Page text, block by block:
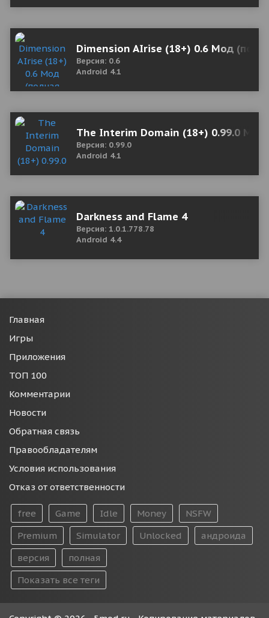
Dimension AIrise (18+) 0.6 Мод
Версия: 0.6
Android 4.1
The Interim Domain (18+) 0.99.0 Мод
Версия: 0.99.0
Android 4.1
Darkness and Flame 4
Версия: 1.0.1.778.78
Android 4.4
Главная
Игры
Приложения
ТОП 100
Комментарии
Новости
Обратная связь
Правообладателям
Условия использования
Отказ от ответственности
free Game Idle Money
NSFW
Premium
Simulator Unlocked
андроида
версия
полная
Показать все теги